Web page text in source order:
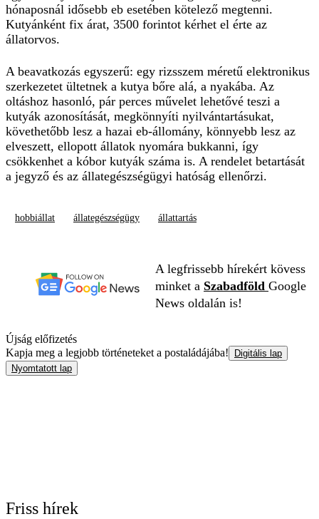
hónaposnál idősebb eb esetében kötelező megtenni.
Kutyánként fix árat, 3500 forintot kérhet el érte az
állatorvos.
A beavatkozás egyszerű: egy rizsszem méretű elektronikus
szerkezetet ültetnek a kutya bőre alá, a nyakába. Az
oltáshoz hasonló, pár perces művelet lehetővé teszi a
kutyák azonosítását, megkönnyíti nyilvántartásukat,
követhetőbb lesz a hazai eb-állomány, könnyebb lesz az
elveszett, ellopott állatok nyomára bukkanni, így
csökkenhet a kóbor kutyák száma is. A rendelet betartását
a jegyző és az állategészségügyi hatóság ellenőrzi.
hobbiállat állategészségügy állattartás
A legfrissebb hírekért kövess
minket a Szabadföld Google
News oldalán is!
Újság előfizetés
Kapja meg a legjobb történeteket a postaládájába!
Digitális lap
Nyomtatott lap
Friss hírek